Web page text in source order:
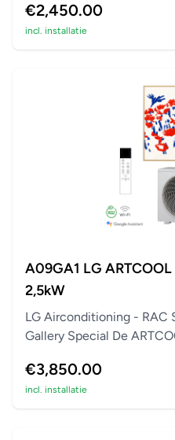
€2,450.00
incl. installatie
A09GA1 LG
2,5kW
LG Airconditioning - RAC
Gallery Special De
€3,850.00
incl. installatie